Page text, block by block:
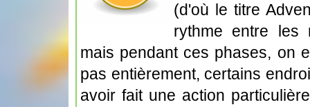
(d'où le titre
rythme entre les
mais pendant ces phases, on
pas entièrement, certains
avoir fait une action